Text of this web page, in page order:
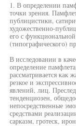
1. В определении
точки зрения.
публицистики,
художественно-
его с
(типографического)
В исследовании в
определение
рассматривается как
резкое и
явлений, лиц.
тенденциозен,
непосредственные
средствами
сарказм, гротеск,